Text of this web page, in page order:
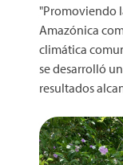
"Promoviendo
Amazónica
climática
se desarrolló
resultados